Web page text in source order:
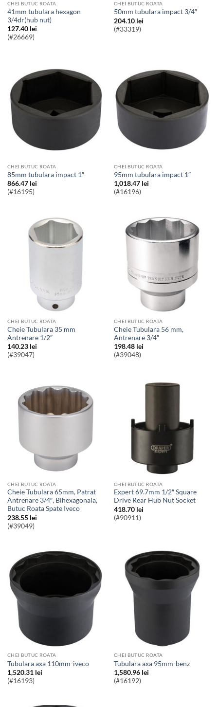
CHEI BUTUC ROATA
41mm tubulara hexagon
3/4dr(hub nut)
127.40 lei
(#26669)
CHEI BUTUC ROATA
50mm tubulara impact 3/4″
204.10 lei
(#33319)
CHEI BUTUC ROATA
85mm tubulara impact 1″
866.47 lei
(#16195)
CHEI BUTUC ROATA
95mm tubulara impact 1″
1,018.47 lei
(#16196)
CHEI BUTUC ROATA
Cheie Tubulara 35 mm
Antrenare 1/2″
140.23 lei
(#39047)
CHEI BUTUC ROATA
Cheie Tubulara 56 mm,
Antrenare 3/4″
198.48 lei
(#39048)
CHEI BUTUC ROATA
Cheie Tubulara 65mm, Patrat
Antrenare 3/4″, Bihexagonala,
Butuc Roata Spate Iveco
238.55 lei
(#39049)
CHEI BUTUC ROATA
Expert 69.7mm 1/2″ Square
Drive Rear Hub Nut Socket
418.70 lei
(#90911)
CHEI BUTUC ROATA
Tubulara axa 110mm-iveco
1,520.31 lei
(#16193)
CHEI BUTUC ROATA
Tubulara axa 95mm-benz
1,580.96 lei
(#16192)